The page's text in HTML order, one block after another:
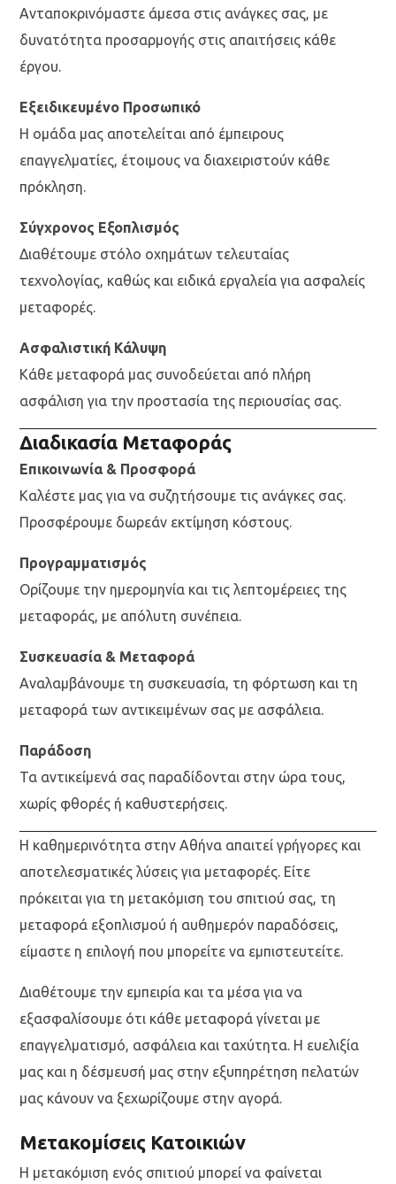
Ανταποκρινόμαστε άμεσα στις ανάγκες σας, με
δυνατότητα προσαρμογής στις απαιτήσεις κάθε
έργου.
Εξειδικευμένο Προσωπικό
Η ομάδα μας αποτελείται από έμπειρους
επαγγελματίες, έτοιμους να διαχειριστούν κάθε
πρόκληση.
Σύγχρονος Εξοπλισμός
Διαθέτουμε στόλο οχημάτων τελευταίας
τεχνολογίας, καθώς και ειδικά εργαλεία για ασφαλείς
μεταφορές.
Ασφαλιστική Κάλυψη
Κάθε μεταφορά μας συνοδεύεται από πλήρη
ασφάλιση για την προστασία της περιουσίας σας.
Διαδικασία Μεταφοράς
Επικοινωνία & Προσφορά
Καλέστε μας για να συζητήσουμε τις ανάγκες σας.
Προσφέρουμε δωρεάν εκτίμηση κόστους.
Προγραμματισμός
Ορίζουμε την ημερομηνία και τις λεπτομέρειες της
μεταφοράς, με απόλυτη συνέπεια.
Συσκευασία & Μεταφορά
Αναλαμβάνουμε τη συσκευασία, τη φόρτωση και τη
μεταφορά των αντικειμένων σας με ασφάλεια.
Παράδοση
Τα αντικείμενά σας παραδίδονται στην ώρα τους,
χωρίς φθορές ή καθυστερήσεις.
Η καθημερινότητα στην Αθήνα απαιτεί γρήγορες και
αποτελεσματικές λύσεις για μεταφορές. Είτε
πρόκειται για τη μετακόμιση του σπιτιού σας, τη
μεταφορά εξοπλισμού ή αυθημερόν παραδόσεις,
είμαστε η επιλογή που μπορείτε να εμπιστευτείτε.
Διαθέτουμε την εμπειρία και τα μέσα για να
εξασφαλίσουμε ότι κάθε μεταφορά γίνεται με
επαγγελματισμό, ασφάλεια και ταχύτητα. Η ευελιξία
μας και η δέσμευσή μας στην εξυπηρέτηση πελατών
μας κάνουν να ξεχωρίζουμε στην αγορά.
Μετακομίσεις Κατοικιών
Η μετακόμιση ενός σπιτιού μπορεί να φαίνεται